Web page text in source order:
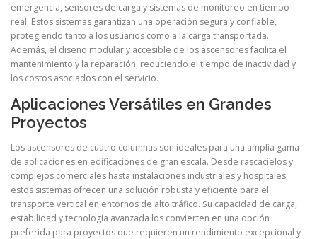
emergencia, sensores de carga y sistemas de monitoreo en tiempo
real. Estos sistemas garantizan una operación segura y confiable,
protegiendo tanto a los usuarios como a la carga transportada.
Además, el diseño modular y accesible de los ascensores facilita el
mantenimiento y la reparación, reduciendo el tiempo de inactividad y
los costos asociados con el servicio.
Aplicaciones Versátiles en Grandes
Proyectos
Los ascensores de cuatro columnas son ideales para una amplia gama
de aplicaciones en edificaciones de gran escala. Desde rascacielos y
complejos comerciales hasta instalaciones industriales y hospitales,
estos sistemas ofrecen una solución robusta y eficiente para el
transporte vertical en entornos de alto tráfico. Su capacidad de carga,
estabilidad y tecnología avanzada los convierten en una opción
preferida para proyectos que requieren un rendimiento excepcional y